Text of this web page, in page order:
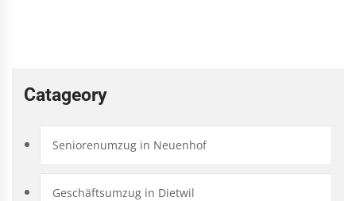
Catageory
Seniorenumzug in Neuenhof
Geschäftsumzug in Dietwil